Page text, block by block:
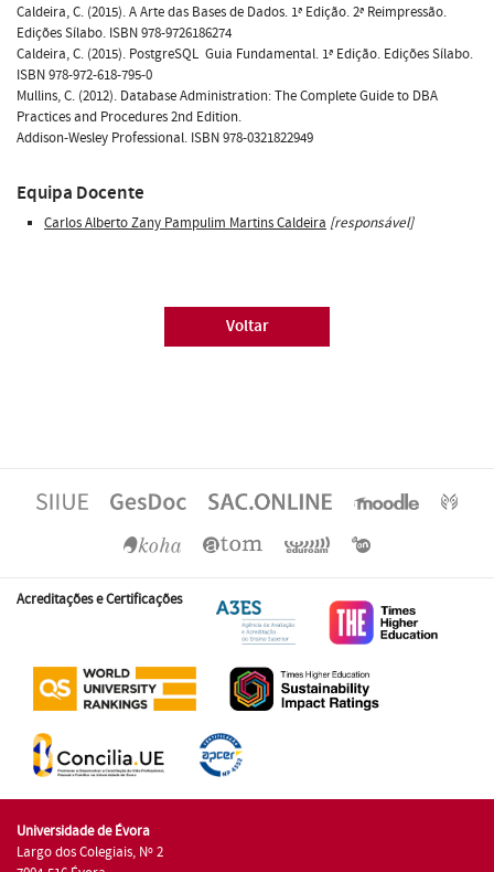
Caldeira, C. (2015). A Arte das Bases de Dados. 1ª Edição. 2ª Reimpressão.
Edições Sílabo. ISBN 978-9726186274
Caldeira, C. (2015). PostgreSQL  Guia Fundamental. 1ª Edição. Edições Sílabo.
ISBN 978-972-618-795-0
Mullins, C. (2012). Database Administration: The Complete Guide to DBA
Practices and Procedures 2nd Edition.
Addison-Wesley Professional. ISBN 978-0321822949
Equipa Docente
Carlos Alberto Zany Pampulim Martins Caldeira [responsável]
Voltar
Acreditações e Certificações
Universidade de Évora
Largo dos Colegiais, Nº 2